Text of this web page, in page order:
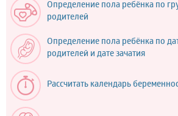
Определение пола ребёнка по
родителей
Определение пола ребёнка по
родителей и дате зачатия
Рассчитать календарь